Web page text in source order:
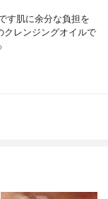
す肌に余分な負担を
クレンジングオイルで